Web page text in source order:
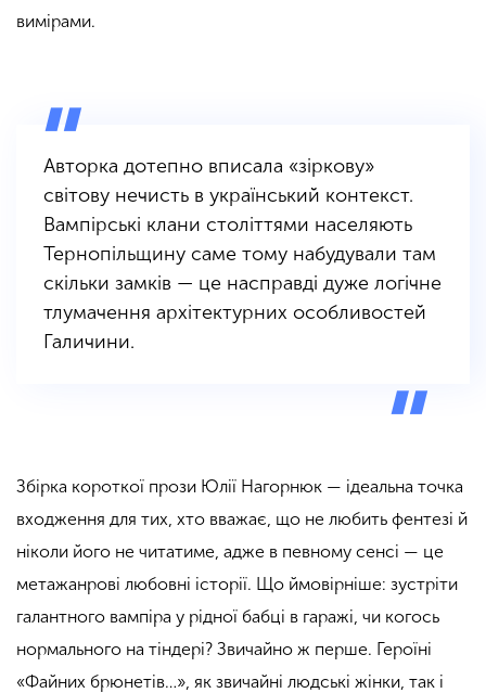
вимірами.
Авторка дотепно вписала «зіркову»
світову нечисть в український контекст.
Вампірські клани століттями населяють
Тернопільщину саме тому набудували там
скільки замків — це насправді дуже логічне
тлумачення архітектурних особливостей
Галичини.
Збірка короткої прози Юлії Нагорнюк — ідеальна точка
входження для тих, хто вважає, що не любить фентезі й
ніколи його не читатиме, адже в певному сенсі — це
метажанрові любовні історії. Що ймовірніше: зустріти
галантного вампіра у рідної бабці в гаражі, чи когось
нормального на тіндері? Звичайно ж перше. Героїні
«Файних брюнетів…», як звичайні людські жінки, так і